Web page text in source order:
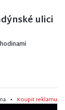
ulici
• Koupit reklamu